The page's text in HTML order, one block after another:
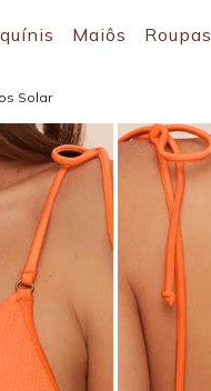
Maiôs Roupas
Solar